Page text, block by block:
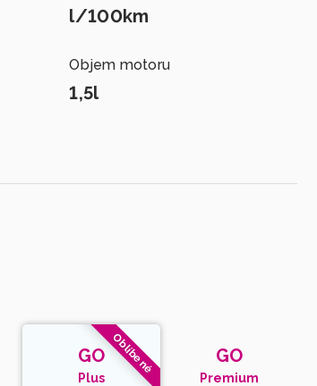
l/100km
Objem motoru
1,5l
Oblíbené
GO
Plus
GO
Premium